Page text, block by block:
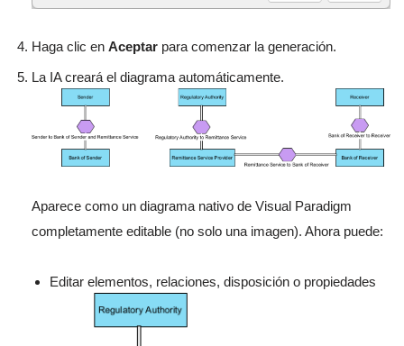
Haga clic en Aceptar para comenzar la generación.
La IA creará el diagrama automáticamente.
Aparece como un diagrama nativo de Visual Paradigm
completamente editable (no solo una imagen). Ahora puede:
Editar elementos, relaciones, disposición o propiedades